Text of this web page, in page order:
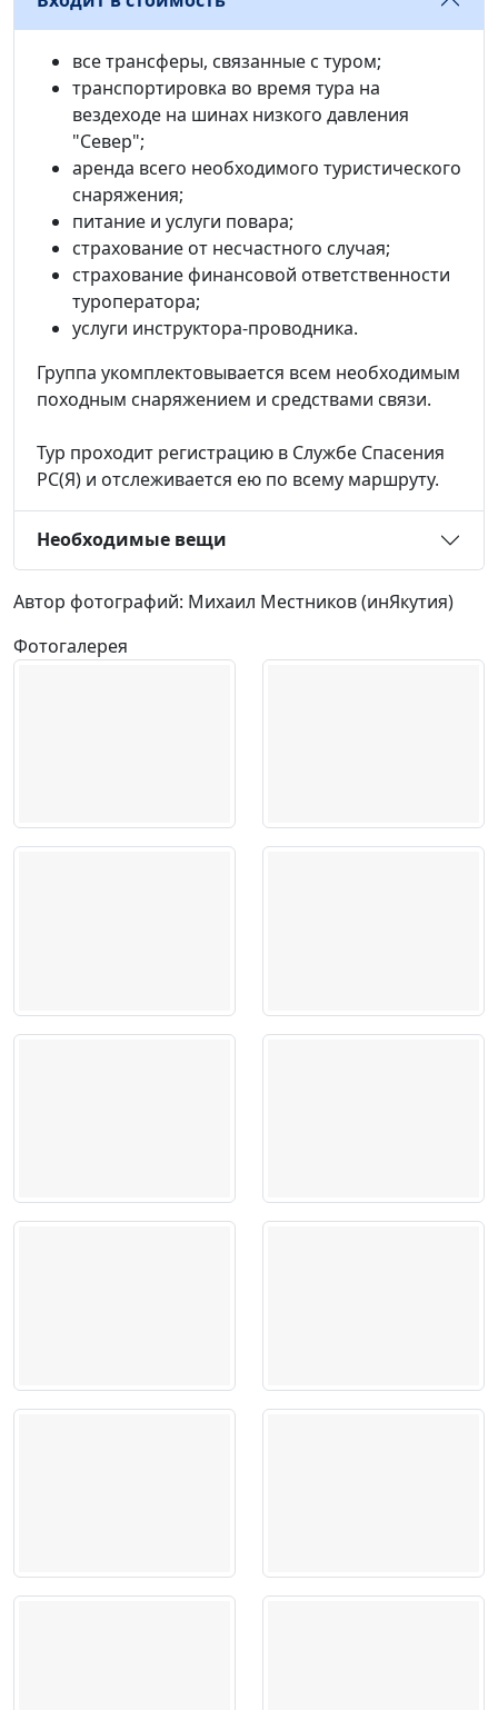
все трансферы, связанные с туром;
транспортировка во время тура на
вездеходе на шинах низкого давления
"Север";
аренда всего необходимого туристического
снаряжения;
питание и услуги повара;
страхование от несчастного случая;
страхование финансовой ответственности
туроператора;
услуги инструктора-проводника.
Группа укомплектовывается всем необходимым
походным снаряжением и средствами связи.
Тур проходит регистрацию в Службе Спасения
РС(Я) и отслеживается ею по всему маршруту.
Необходимые вещи
Автор фотографий: Михаил Местников (инЯкутия)
Фотогалерея